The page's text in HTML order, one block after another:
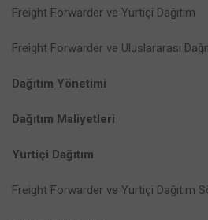
Freight Forwarder ve Yurtiçi Dağıtım
Freight Forwarder ve Uluslararası
Dağıtım Yönetimi
Dağıtım Maliyetleri
Yurtiçi Dağıtım
Freight Forwarder ve Yurtiçi Dağıtım